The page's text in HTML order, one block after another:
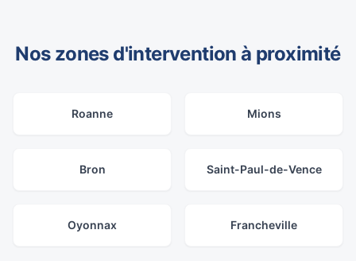
Nos zones d'intervention à proximité
Roanne Mions
Bron Saint-Paul-de-Vence
Oyonnax Francheville